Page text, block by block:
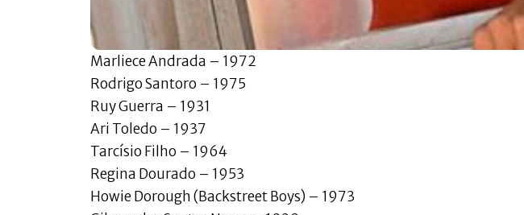
Marliece Andrada – 1972
Rodrigo Santoro – 1975
Ruy Guerra – 1931
Ari Toledo – 1937
Tarcísio Filho – 1964
Regina Dourado – 1953
Howie Dorough (Backstreet Boys) – 1973